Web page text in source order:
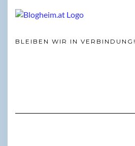
BLEIBEN WIR IN VERBINDUNG!